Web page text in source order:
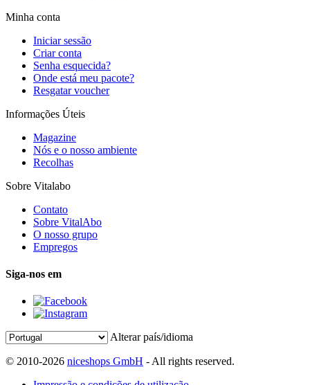
Minha conta
Iniciar sessão
Criar conta
Senha esquecida?
Onde está meu pacote?
Resgatar voucher
Informações Úteis
Magazine
Nós e o nosso ambiente
Recolhas
Sobre Vitalabo
Contato
Sobre VitalAbo
O nosso grupo
Empregos
Siga-nos em
Alterar país/idioma
© 2010-2026 niceshops GmbH - All rights reserved.